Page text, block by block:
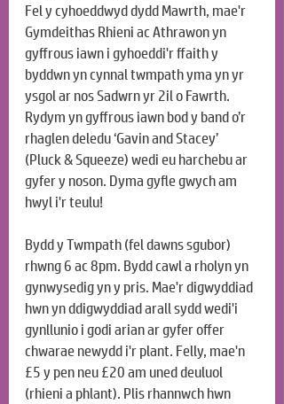
Fel y cyhoeddwyd dydd Mawrth, mae'r
Gymdeithas Rhieni ac Athrawon yn
gyffrous iawn i gyhoeddi'r ffaith y
byddwn yn cynnal twmpath yma yn yr
ysgol ar nos Sadwrn yr 2il o Fawrth.
Rydym yn gyffrous iawn bod y band o’r
rhaglen deledu ‘Gavin and Stacey’
(Pluck & Squeeze) wedi eu harchebu ar
gyfer y noson. Dyma gyfle gwych am
hwyl i'r teulu!
Bydd y Twmpath (fel dawns sgubor)
rhwng 6 ac 8pm. Bydd cawl a rholyn yn
gynwysedig yn y pris. Mae'r digwyddiad
hwn yn ddigwyddiad arall sydd wedi'i
gynllunio i godi arian ar gyfer offer
chwarae newydd i'r plant. Felly, mae'n
£5 y pen neu £20 am uned deuluol
(rhieni a phlant). Plis rhannwch hwn